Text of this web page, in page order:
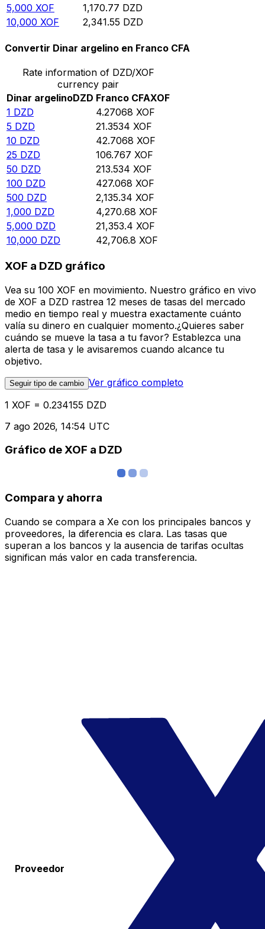
5,000 XOF 1,170.77 DZD
10,000 XOF 2,341.55 DZD
Convertir Dinar argelino en Franco CFA
Rate information of DZD/XOF
currency pair
Dinar argelinoDZD Franco CFAXOF
1 DZD 4.27068 XOF
5 DZD 21.3534 XOF
10 DZD 42.7068 XOF
25 DZD 106.767 XOF
50 DZD 213.534 XOF
100 DZD 427.068 XOF
500 DZD 2,135.34 XOF
1,000 DZD 4,270.68 XOF
5,000 DZD 21,353.4 XOF
10,000 DZD 42,706.8 XOF
XOF a DZD gráfico
Vea su 100 XOF en movimiento. Nuestro gráfico en vivo
de XOF a DZD rastrea 12 meses de tasas del mercado
medio en tiempo real y muestra exactamente cuánto
valía su dinero en cualquier momento.¿Quieres saber
cuándo se mueve la tasa a tu favor? Establezca una
alerta de tasa y le avisaremos cuando alcance tu
objetivo.
Seguir tipo de cambio Ver gráfico completo
1 XOF = 0.234155 DZD
7 ago 2026, 14:54 UTC
Gráfico de XOF a DZD
Compara y ahorra
Cuando se compara a Xe con los principales bancos y
proveedores, la diferencia es clara. Las tasas que
superan a los bancos y la ausencia de tarifas ocultas
significan más valor en cada transferencia.
Proveedor